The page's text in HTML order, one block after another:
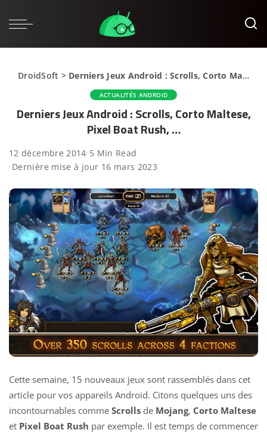
DroidSoft > Derniers Jeux Android : Scrolls, Corto Maltese, Pixel Boat Rush, …
ACTUALITÉS ANDROID
Derniers Jeux Android : Scrolls, Corto Maltese,
Pixel Boat Rush, …
12 décembre 2014 5 Min Read
Dernière mise à jour 16 mars 2023
Cette semaine, 15 nouveaux jeux sont rassemblés dans cet
article pour vos appareils Android. Citons quelques uns des
incontournables comme Scrolls de Mojang, Corto Maltese
et Pixel Boat Rush par exemple. Il est temps de commencer